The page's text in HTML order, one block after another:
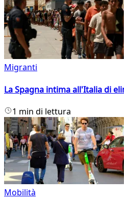
Migranti
La Spagna intima all'Italia di
1 min di lettura
Mobilità